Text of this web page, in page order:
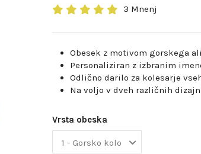
3 Mnenj
Obesek z motivom gorskega
Personaliziran z izbranim
Odlično darilo za kolesarje
Na voljo v dveh različnih
Vrsta obeska